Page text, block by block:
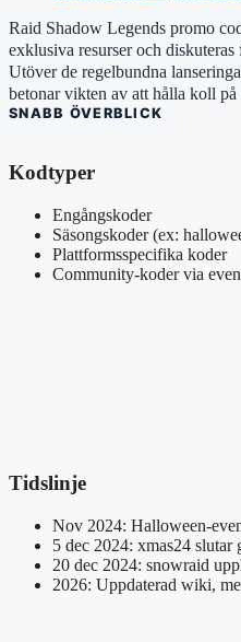
Raid Shadow Legends promo
exklusiva resurser och
Utöver de regelbundna
betonar vikten av att hålla koll
SNABB ÖVERBLICK
Kodtyper
Engångskoder
Säsongskoder (ex:
Plattformsspecifika koder
Community-koder via
Tidslinje
Nov 2024: Halloween-
5 dec 2024: xmas24 slutar
20 dec 2024: snowraid
2026: Uppdaterad wiki,